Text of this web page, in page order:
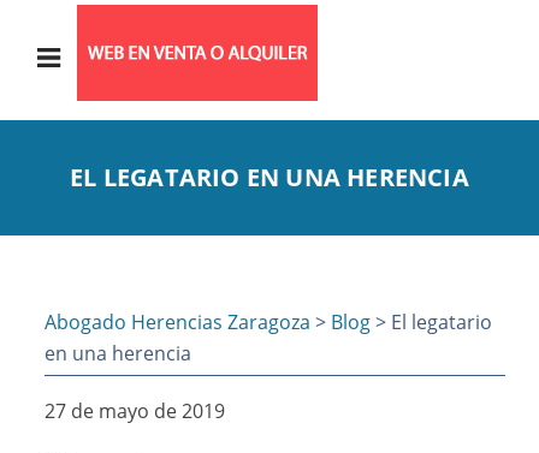
EL LEGATARIO EN UNA HERENCIA
Abogado Herencias Zaragoza > Blog> El legatario
en una herencia
27 de mayo de 2019